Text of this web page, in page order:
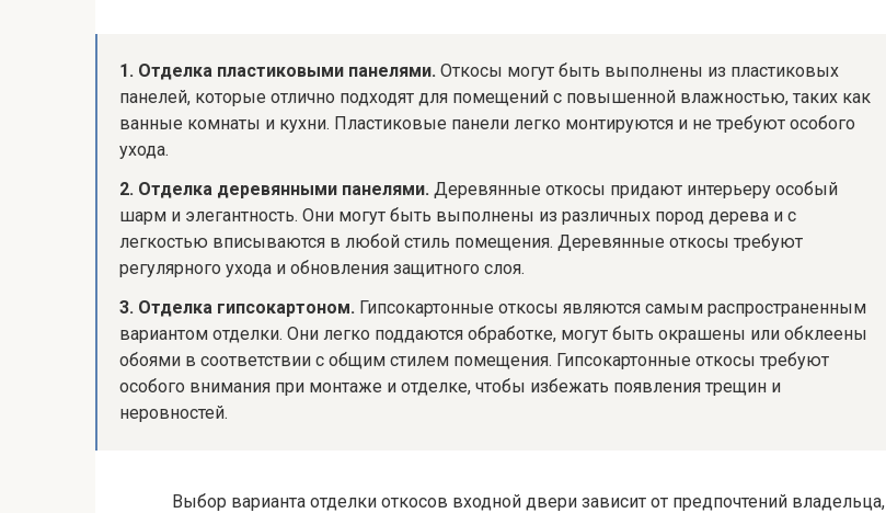
1. Отделка пластиковыми панелями. Откосы могут быть выполнены из пластиковых
панелей, которые отлично подходят для помещений с повышенной влажностью, таких как
ванные комнаты и кухни. Пластиковые панели легко монтируются и не требуют особого
ухода.
2. Отделка деревянными панелями. Деревянные откосы придают интерьеру особый
шарм и элегантность. Они могут быть выполнены из различных пород дерева и с
легкостью вписываются в любой стиль помещения. Деревянные откосы требуют
регулярного ухода и обновления защитного слоя.
3. Отделка гипсокартоном. Гипсокартонные откосы являются самым распространенным
вариантом отделки. Они легко поддаются обработке, могут быть окрашены или обклеены
обоями в соответствии с общим стилем помещения. Гипсокартонные откосы требуют
особого внимания при монтаже и отделке, чтобы избежать появления трещин и
неровностей.
Выбор варианта отделки откосов входной двери зависит от предпочтений владельца,